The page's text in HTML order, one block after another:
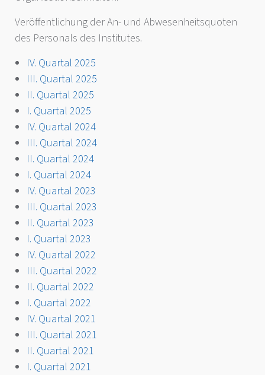
Veröffentlichung der An- und Abwesenheitsquoten
des Personals des Institutes.
IV. Quartal 2025
III. Quartal 2025
II. Quartal 2025
I. Quartal 2025
IV. Quartal 2024
III. Quartal 2024
II. Quartal 2024
I. Quartal 2024
IV. Quartal 2023
III. Quartal 2023
II. Quartal 2023
I. Quartal 2023
IV. Quartal 2022
III. Quartal 2022
II. Quartal 2022
I. Quartal 2022
IV. Quartal 2021
III. Quartal 2021
II. Quartal 2021
I. Quartal 2021